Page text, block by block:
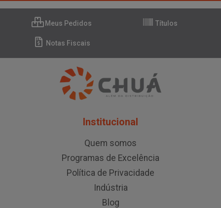
Meus Pedidos Títulos
Notas Fiscais
Institucional
Quem somos
Programas de Excelência
Política de Privacidade
Indústria
Blog